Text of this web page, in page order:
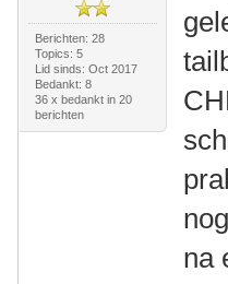
Berichten: 28
Topics: 5
Lid sinds: Oct 2017
Bedankt: 8
36 x bedankt in 20
berichten
na